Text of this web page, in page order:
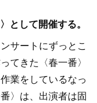
として開催する。
サートにずっとこ
てきた〈春一番〉
業をしているなっ
〉は、出演者は固